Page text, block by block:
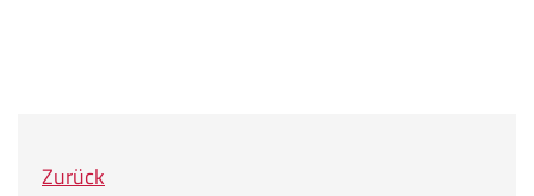
Zurück